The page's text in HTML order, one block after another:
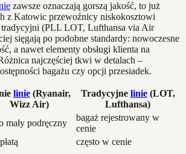
zawsze oznaczają gorszą jakość, to już
z Katowic przewoźnicy niskokosztowi
(PLL LOT, Lufthansa via Air
sięgają po podobne standardy: nowoczesne
a nawet elementy obsługi klienta na
najczęściej tkwi w detalach –
bagażu czy opcji przesiadek.
linie(Ryanair,
Wizz Air)
Tradycyjne linie(LOT,
Lufthansa)
mały podręczny
bagaż rejestrowany w
cenie
często w cenie